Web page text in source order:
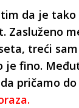
da je
Zasluženo
treći
je fino.
pričamo